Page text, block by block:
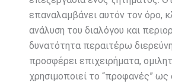
επαναλαμβάνει αυτόν τον όρο,
ανάλυση του διαλόγου και
δυνατότητα περαιτέρω
προσφέρει επιχειρήματα,
χρησιμοποιεί το “προφανές” ως